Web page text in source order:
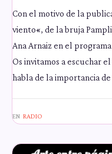
Con el motivo de la
viento«, de la bruja
Ana Arnaiz en el
Os invitamos a escuchar
habla de la importancia
EN RADIO